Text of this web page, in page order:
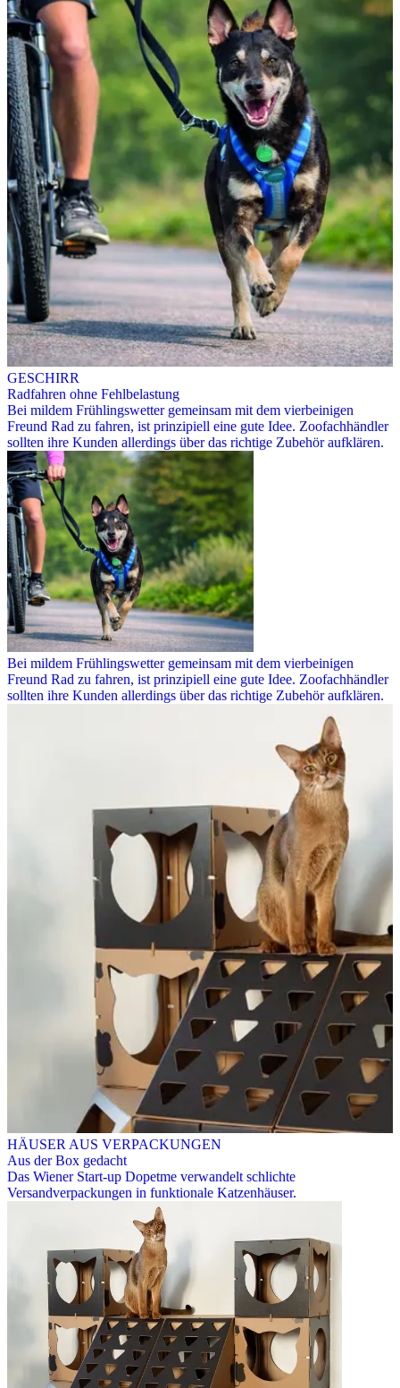
GESCHIRR
Radfahren ohne Fehlbelastung
Bei mildem Frühlingswetter gemeinsam mit dem vierbeinigen
Freund Rad zu fahren, ist prinzipiell eine gute Idee. Zoofachhändler
sollten ihre Kunden allerdings über das richtige Zubehör aufklären.
Bei mildem Frühlingswetter gemeinsam mit dem vierbeinigen
Freund Rad zu fahren, ist prinzipiell eine gute Idee. Zoofachhändler
sollten ihre Kunden allerdings über das richtige Zubehör aufklären.
HÄUSER AUS VERPACKUNGEN
Aus der Box gedacht
Das Wiener Start-up Dopetme verwandelt schlichte
Versandverpackungen in funktionale Katzenhäuser.